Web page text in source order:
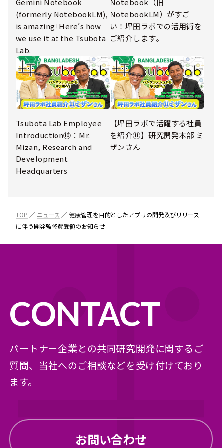
Gemini Notebook
(formerly NotebookLM),
is amazing! Here’s how
we use it at the Tsubota
Lab.
Notebook（旧
NotebookLM）がすご
い！坪田ラボでの活用術を
ご紹介します。
Tsubota Lab Employee
Introduction⑩：Mr.
Mizan, Research and
Development
Headquarters
【坪田ラボで活躍する社員
を紹介⑪】研究開発本部 ミ
ザンさん
TOP ニュース
健康管理を目的としたアプリの開発及びリリース
に伴う開発監修費受領のお知らせ
CONTACT
パートナー企業との共同研究開発に関するご
質問、 当社へのご相談などを受け付けており
ます。
お問い合わせ